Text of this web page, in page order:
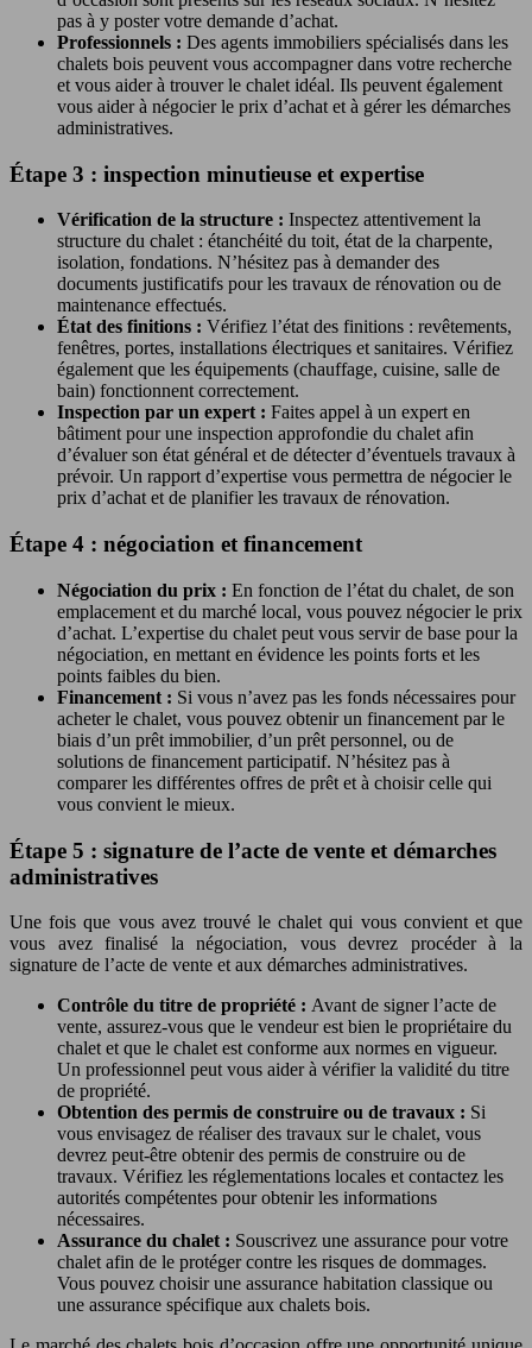
pas à y poster votre demande d’achat.
Professionnels : Des agents immobiliers spécialisés dans les
chalets bois peuvent vous accompagner dans votre recherche
et vous aider à trouver le chalet idéal. Ils peuvent également
vous aider à négocier le prix d’achat et à gérer les démarches
administratives.
Étape 3 : inspection minutieuse et expertise
Vérification de la structure : Inspectez attentivement la
structure du chalet : étanchéité du toit, état de la charpente,
isolation, fondations. N’hésitez pas à demander des
documents justificatifs pour les travaux de rénovation ou de
maintenance effectués.
État des finitions : Vérifiez l’état des finitions : revêtements,
fenêtres, portes, installations électriques et sanitaires. Vérifiez
également que les équipements (chauffage, cuisine, salle de
bain) fonctionnent correctement.
Inspection par un expert : Faites appel à un expert en
bâtiment pour une inspection approfondie du chalet afin
d’évaluer son état général et de détecter d’éventuels travaux à
prévoir. Un rapport d’expertise vous permettra de négocier le
prix d’achat et de planifier les travaux de rénovation.
Étape 4 : négociation et financement
Négociation du prix : En fonction de l’état du chalet, de son
emplacement et du marché local, vous pouvez négocier le prix
d’achat. L’expertise du chalet peut vous servir de base pour la
négociation, en mettant en évidence les points forts et les
points faibles du bien.
Financement : Si vous n’avez pas les fonds nécessaires pour
acheter le chalet, vous pouvez obtenir un financement par le
biais d’un prêt immobilier, d’un prêt personnel, ou de
solutions de financement participatif. N’hésitez pas à
comparer les différentes offres de prêt et à choisir celle qui
vous convient le mieux.
Étape 5 : signature de l’acte de vente et démarches
administratives
Une fois que vous avez trouvé le chalet qui vous convient et que
vous avez finalisé la négociation, vous devrez procéder à la
signature de l’acte de vente et aux démarches administratives.
Contrôle du titre de propriété : Avant de signer l’acte de
vente, assurez-vous que le vendeur est bien le propriétaire du
chalet et que le chalet est conforme aux normes en vigueur.
Un professionnel peut vous aider à vérifier la validité du titre
de propriété.
Obtention des permis de construire ou de travaux : Si
vous envisagez de réaliser des travaux sur le chalet, vous
devrez peut-être obtenir des permis de construire ou de
travaux. Vérifiez les réglementations locales et contactez les
autorités compétentes pour obtenir les informations
nécessaires.
Assurance du chalet : Souscrivez une assurance pour votre
chalet afin de le protéger contre les risques de dommages.
Vous pouvez choisir une assurance habitation classique ou
une assurance spécifique aux chalets bois.